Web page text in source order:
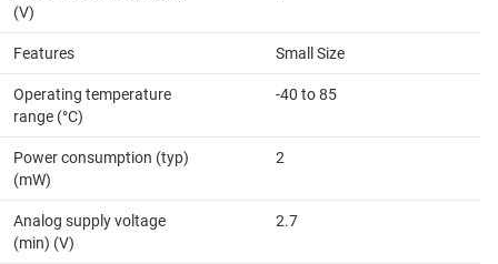
(V)
Features Small Size
Operating temperature
range (°C)
-40 to 85
Power consumption (typ)
(mW)
2
Analog supply voltage
(min) (V)
2.7